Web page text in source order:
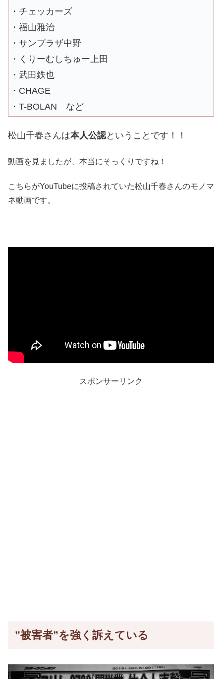
・チェッカーズ
・福山雅治
・サンプラザ中野
・くりーむしちゅー上田
・武田鉄也
・CHAGE
・T-BOLAN など
松山千春さんは本人公認ということです！！
動画を見ましたが、本当にそっくりですね！
こちらがYouTubeに投稿されていた松山千春さんのモノマ
ネ動画です。
スポンサーリンク
”被害者”を強く訴えている